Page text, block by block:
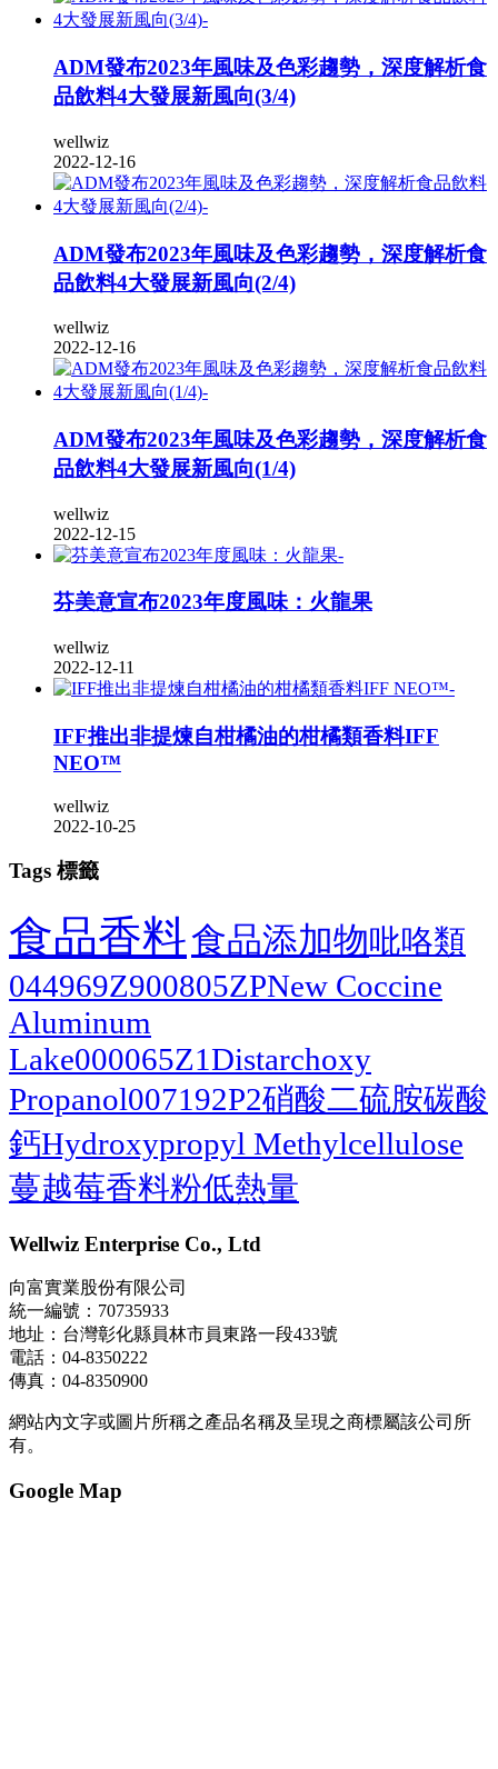
ADM發布2023年風味及色彩趨勢，深度解析食
品飲料4大發展新風向(3/4)
wellwiz
2022-12-16
ADM發布2023年風味及色彩趨勢，深度解析食
品飲料4大發展新風向(2/4)
wellwiz
2022-12-16
ADM發布2023年風味及色彩趨勢，深度解析食
品飲料4大發展新風向(1/4)
wellwiz
2022-12-15
芬美意宣布2023年度風味：火龍果
wellwiz
2022-12-11
IFF推出非提煉自柑橘油的柑橘類香料IFF
NEO™
wellwiz
2022-10-25
Tags 標籤
食品香料食品添加物吡咯類
044969Z900805ZPNew Coccine
Aluminum
Lake000065Z1Distarchoxy
Propanol007192P2硝酸二硫胺碳酸
鈣Hydroxypropyl Methylcellulose
蔓越莓香料粉低熱量
Wellwiz Enterprise Co., Ltd
向富實業股份有限公司
統一編號：70735933
地址：台灣彰化縣員林市員東路一段433號
電話：04-8350222
傳真：04-8350900
網站內文字或圖片所稱之產品名稱及呈現之商標屬該公司所
有。
Google Map